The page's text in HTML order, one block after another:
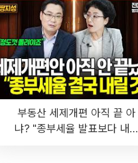
부동산 세제개편 아직 끝 아
냐? "종부세율 발표보다 내릴